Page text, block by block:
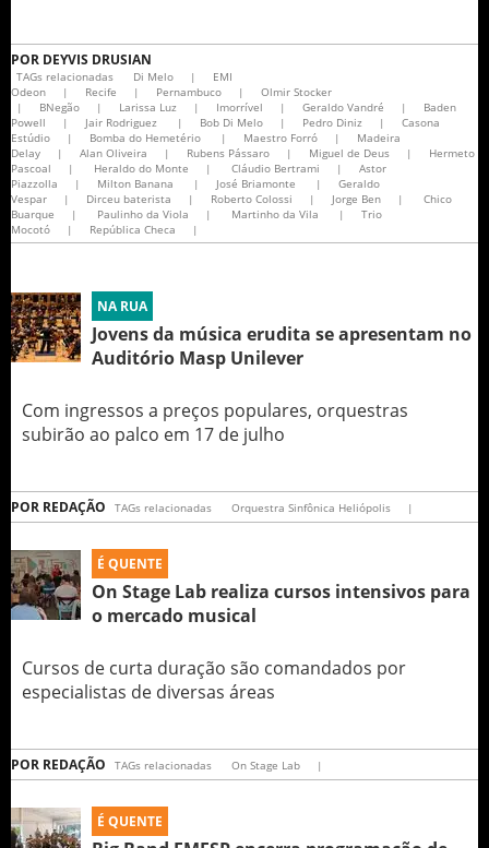
POR DEYVIS DRUSIAN
TAGs relacionadas Di Melo |
EMI
Odeon
| Recife | Pernambuco |
Olmir Stocker
|
BNegão | Larissa Luz | Imorrível | Geraldo Vandré |
Baden
Powell
| Jair Rodriguez | Bob Di Melo | Pedro Diniz |
Casona
Estúdio
| Bomba do Hemetério | Maestro Forró |
Madeira
Delay
| Alan Oliveira | Rubens Pássaro | Miguel de Deus |
Hermeto
Pascoal
| Heraldo do Monte | Cláudio Bertrami |
Astor
Piazzolla
| Milton Banana | José Briamonte |
Geraldo
Vespar
| Dirceu baterista | Roberto Colossi | Jorge Ben |
Chico
Buarque
| Paulinho da Viola | Martinho da Vila |
Trio
Mocotó
| República Checa |
NA RUA
Jovens da música erudita se apresentam no
Auditório Masp Unilever
Com ingressos a preços populares, orquestras
subirão ao palco em 17 de julho
POR REDAÇÃO TAGs relacionadas Orquestra Sinfônica Heliópolis |
É QUENTE
On Stage Lab realiza cursos intensivos para
o mercado musical
Cursos de curta duração são comandados por
especialistas de diversas áreas
POR REDAÇÃO TAGs relacionadas On Stage Lab |
É QUENTE